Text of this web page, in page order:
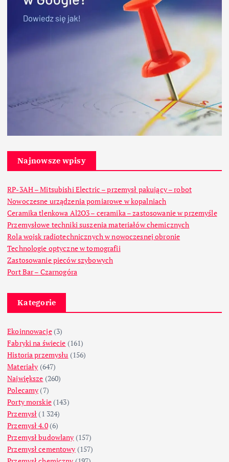
Najnowsze wpisy
RP-3AH – Mitsubishi Electric – przemysł pakujący – robot
Nowoczesne urządzenia pomiarowe w kopalniach
Ceramika tlenkowa Al2O3 – ceramika – zastosowanie w przemyśle
Przemysłowe techniki suszenia materiałów chemicznych
Rola wojsk radiotechnicznych w nowoczesnej obronie
Technologie optyczne w tomografii
Zastosowanie pieców szybowych
Port Bar – Czarnogóra
Kategorie
Ekoinnowacje(3)
Fabryki na świecie (161)
Historia przemysłu (156)
Materiały (647)
Największe (260)
Polecamy (7)
Porty morskie(143)
Przemysł (1 324)
Przemysł 4.0(6)
Przemysł budowlany (157)
Przemysł cementowy (157)